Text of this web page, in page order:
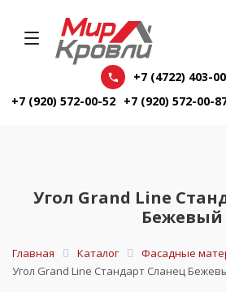
+7 (4722) 403-
+7 (920) 572-00-52 +7 (920) 572-00-
Угол Grand Line
Бежевый
Главная Каталог
Фасадные
Угол Grand Line Стандарт Сланец